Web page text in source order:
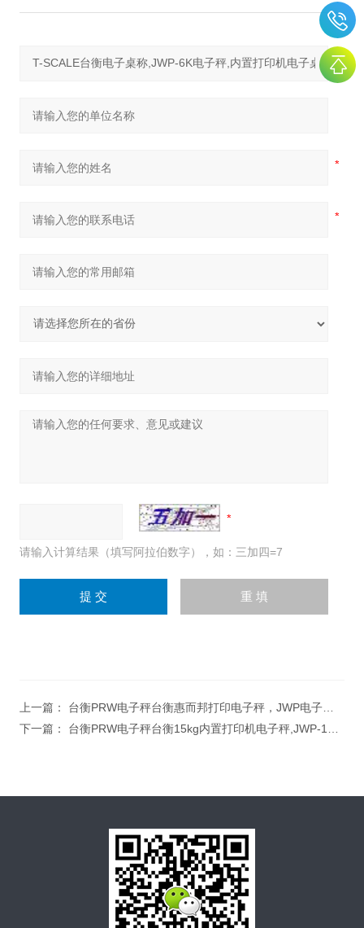
请输入计算结果（填写阿拉伯数字），如：三加四=7
上一篇： 台衡PRW电子秤台衡惠而邦打印电子秤，JWP电子桌秤，JWP-6K计重电子秤
下一篇： 台衡PRW电子秤台衡15kg内置打印机电子秤,JWP-15K电子称,可连接电脑